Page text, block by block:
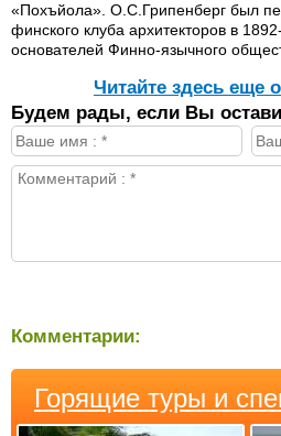
«Похъйола». О.С.Грипенберг был
финского клуба архитекторов в
основателей Финно-язычного
Читайте здесь еще
Будем рады, если Вы
Комментарии:
Горящие туры и